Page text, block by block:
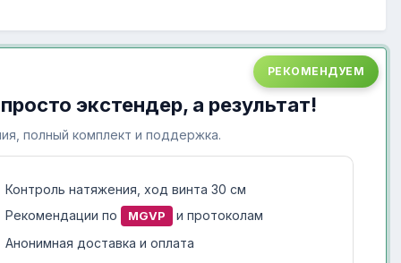
РЕКОМЕНДУЕМ
экстендер, а результат!
полный комплект и поддержка.
Контроль натяжения, ход винта 30 см
Рекомендации по MGVP
и протоколам
Анонимная доставка и оплата